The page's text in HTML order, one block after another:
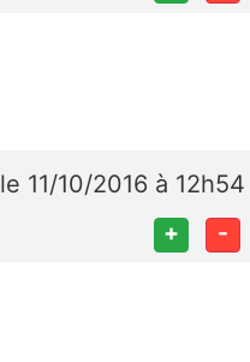
le 11/10/2016 à 12h54
+ -